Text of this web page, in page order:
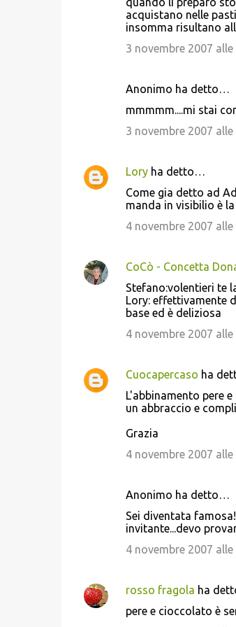
acquistano nelle
insomma risultano
3 novembre 2007 alle
Anonimo ha detto…
mmmmm....mi stai
3 novembre 2007 alle
Loryha detto…
Come gia detto ad
manda in visibilio è
4 novembre 2007 alle
CoCò - Concetta
Stefano:volentieri te
Lory: effettivamente
base ed è deliziosa
4 novembre 2007 alle
Cuocapercaso ha
L'abbinamento pere
un abbraccio e
Grazia
4 novembre 2007 alle
Anonimo ha detto…
Sei diventata
invitante...devo
4 novembre 2007 alle
rosso fragola ha
pere e cioccolato è